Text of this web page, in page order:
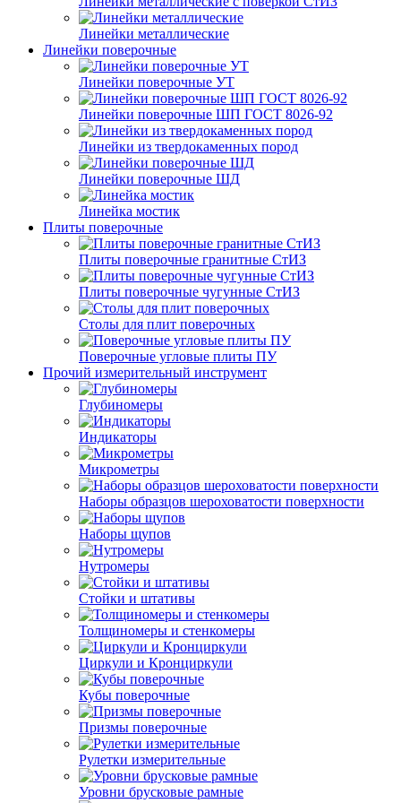
Линейки металлические
Линейки поверочные
Линейки поверочные УТ
Линейки поверочные ШП ГОСТ 8026-92
Линейки из твердокаменных пород
Линейки поверочные ШД
Линейка мостик
Плиты поверочные
Плиты поверочные гранитные СтИЗ
Плиты поверочные чугунные СтИЗ
Столы для плит поверочных
Поверочные угловые плиты ПУ
Прочий измерительный инструмент
Глубиномеры
Индикаторы
Микрометры
Наборы образцов шероховатости поверхности
Наборы щупов
Нутромеры
Стойки и штативы
Толщиномеры и стенкомеры
Циркули и Кронциркули
Кубы поверочные
Призмы поверочные
Рулетки измерительные
Уровни брусковые рамные